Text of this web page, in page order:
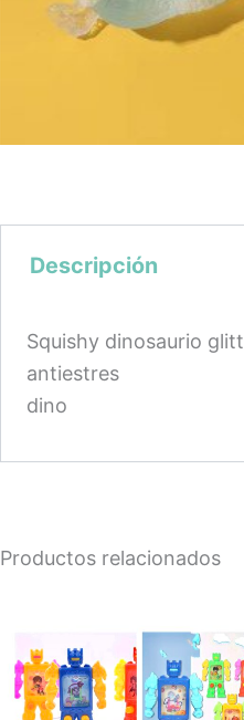
Descripción
Squishy dinosaurio
antiestres
dino
Productos relacionados